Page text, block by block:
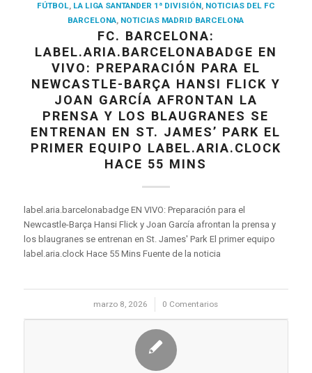
FÚTBOL, LA LIGA SANTANDER 1ª DIVISIÓN, NOTICIAS DEL FC
BARCELONA, NOTICIAS MADRID BARCELONA
FC. BARCELONA:
LABEL.ARIA.BARCELONABADGE EN
VIVO: PREPARACIÓN PARA EL
NEWCASTLE-BARÇA HANSI FLICK Y
JOAN GARCÍA AFRONTAN LA
PRENSA Y LOS BLAUGRANES SE
ENTRENAN EN ST. JAMES’ PARK EL
PRIMER EQUIPO LABEL.ARIA.CLOCK
HACE 55 MINS
label.aria.barcelonabadge EN VIVO: Preparación para el
Newcastle-Barça Hansi Flick y Joan García afrontan la prensa y
los blaugranes se entrenan en St. James' Park El primer equipo
label.aria.clock Hace 55 Mins Fuente de la noticia
marzo 8, 2026
/ 0 Comentarios